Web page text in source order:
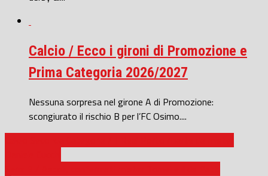
Calcio / Ecco i gironi di Promozione e
Prima Categoria 2026/2027
Nessuna sorpresa nel girone A di Promozione:
scongiurato il rischio B per l’FC Osimo....